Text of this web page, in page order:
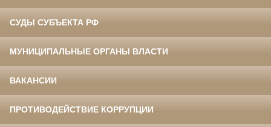
СУДЫ СУБЪЕКТА РФ
МУНИЦИПАЛЬНЫЕ ОРГАНЫ ВЛАСТИ
ВАКАНСИИ
ПРОТИВОДЕЙСТВИЕ КОРРУПЦИИ